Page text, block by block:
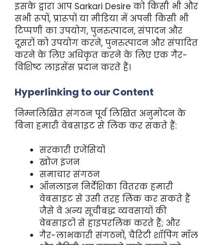
इसके द्वारा आप Sarkari Desire को किसी भी और
सभी रूपों, प्रारूपों या मीडिया में अपनी किसी भी
टिप्पणी का उपयोग, पुनरुत्पादन, संपादन और
दूसरों को उपयोग करने, पुनरुत्पादन और संपादित
करने के लिए अधिकृत करने के लिए एक गैर-
विशिष्ट लाइसेंस प्रदान करते हैं।
Hyperlinking to our Content
निम्नलिखित संगठन पूर्व लिखित अनुमोदन के
बिना हमारी वेबसाइट से लिंक कर सकते हैं:
सरकारी एजेंसियों
खोज इंजन
समाचार संगठन
ऑनलाइन निर्देशिका वितरक हमारी
वेबसाइट से उसी तरह लिंक कर सकते हैं
जैसे वे अन्य सूचीबद्ध व्यवसायों की
वेबसाइटों से हाइपरलिंक करते हैं; और
गैर-लाभकारी संगठनों, चैरिटी शॉपिंग मॉल